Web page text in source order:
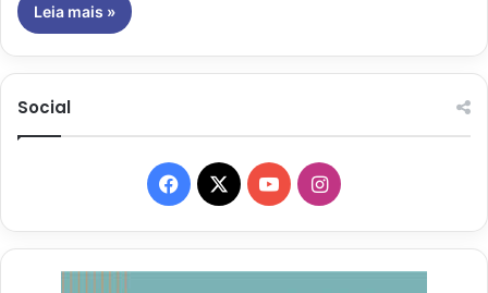
Leia mais »
Social
Facebook
X YouTubeInstagram